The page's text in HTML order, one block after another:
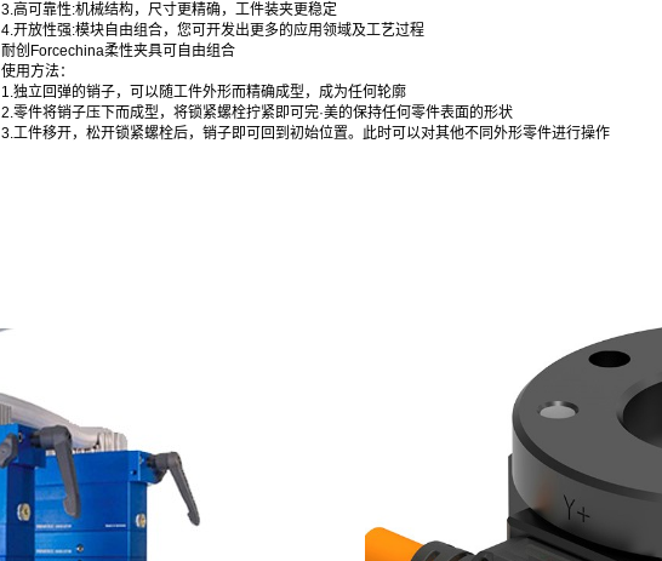
3.高可靠性:机械结构，尺寸更精确，工件装夹更稳定
4.开放性强:模块自由组合，您可开发出更多的应用领域及工艺过程
耐创Forcechina柔性夹具可自由组合
使用方法：
1.独立回弹的销子，可以随工件外形而精确成型，成为任何轮廓
2.零件将销子压下而成型，将锁紧螺栓拧紧即可完·美的保持任何零件表面的形状
3.工件移开，松开锁紧螺栓后，销子即可回到初始位置。此时可以对其他不同外形零件进行操作